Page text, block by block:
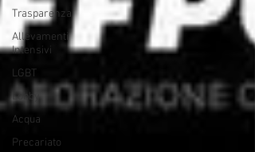
Trasparenza
Allevamenti
Intensivi
LGBT
Lobby
Acqua
Precariato